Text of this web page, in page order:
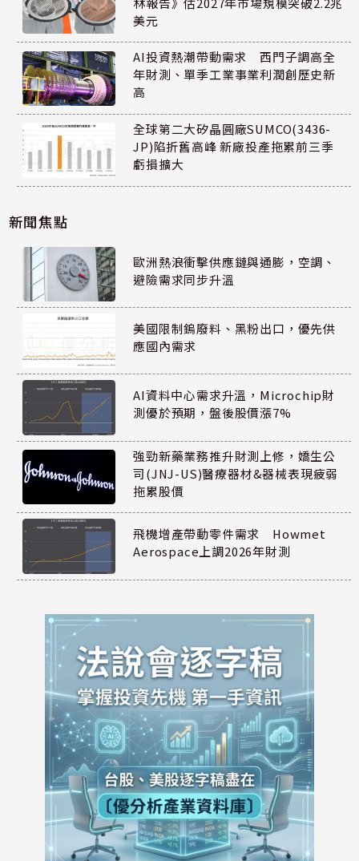
美元
AI投資熱潮帶動需求 西門子調高全
年財測、單季工業事業利潤創歷史新
高
全球第二大矽晶圓廠SUMCO(3436-
JP)陷折舊高峰 新廠投產拖累前三季
虧損擴大
新聞焦點
歐洲熱浪衝擊供應鏈與通膨，空調、
避險需求同步升溫
美國限制鎢廢料、黑粉出口，優先供
應國內需求
AI資料中心需求升溫，Microchip財
測優於預期，盤後股價漲7%
強勁新藥業務推升財測上修，嬌生公
司(JNJ-US)醫療器材&器械表現疲弱
拖累股價
飛機增產帶動零件需求 Howmet
Aerospace上調2026年財測